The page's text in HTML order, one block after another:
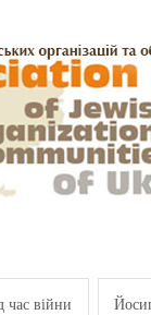
час війни